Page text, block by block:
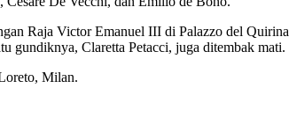
Raja Victor Emanuel III di Palazzo del
gundiknya, Claretta Petacci, juga ditembak mati.
Milan.